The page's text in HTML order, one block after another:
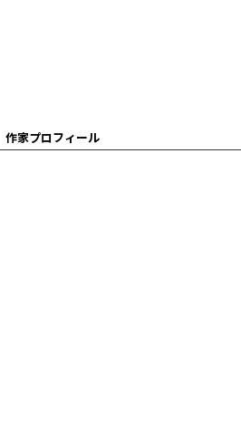
作家プロフィール